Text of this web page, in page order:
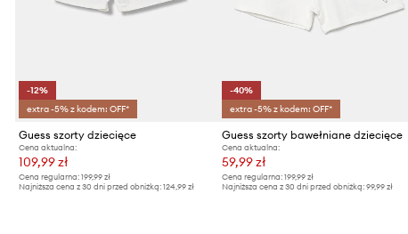
-12%
extra -5% z kodem: OFF*
Guess szorty dziecięce
Cena aktualna:
109,99 zł
Cena regularna: 199,99 zł
Najniższa cena z 30 dni przed obniżką: 124,99 zł
-40%
extra -5% z kodem: OFF*
Guess szorty bawełniane dziecięce
Cena aktualna:
59,99 zł
Cena regularna: 199,99 zł
Najniższa cena z 30 dni przed obniżką: 99,99 zł